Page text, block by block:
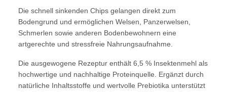
Die schnell sinkenden Chips gelangen direkt zum
Bodengrund und ermöglichen Welsen, Panzerwelsen,
Schmerlen sowie anderen Bodenbewohnern eine
artgerechte und stressfreie Nahrungsaufnahme.
Die ausgewogene Rezeptur enthält 6,5 % Insektenmehl als
hochwertige und nachhaltige Proteinquelle. Ergänzt durch
natürliche Inhaltsstoffe und wertvolle Prebiotika unterstützt